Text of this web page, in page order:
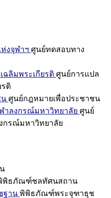
งจุฬาฯ ศูนย์ทดสอบทาง
ฉลิมพระเกียรติ ศูนย์การแปล
รติ
น ศูนย์กฎหมายเพื่อประชาชน
าลงกรณ์มหาวิทยาลัย ศูนย์
กรณ์มหาวิทยาลัย
พิธภัณฑ์ชลทัศนสถาน
ฐาน พิพิธภัณฑ์พระจุฑาธุช